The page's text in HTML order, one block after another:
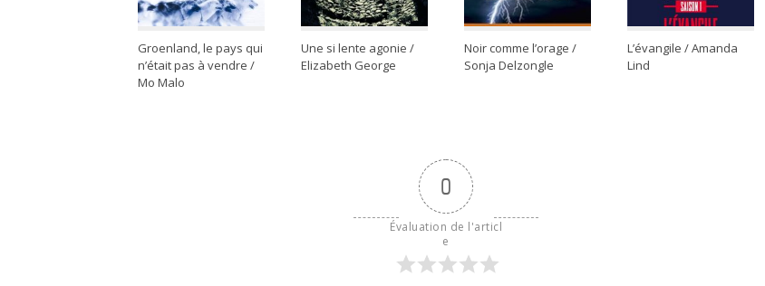
Groenland, le pays qui
n’était pas à vendre /
Mo Malo
Une si lente agonie /
Elizabeth George
Noir comme l’orage /
Sonja Delzongle
L’évangile / Amanda
Lind
0
Évaluation de l'articl
e